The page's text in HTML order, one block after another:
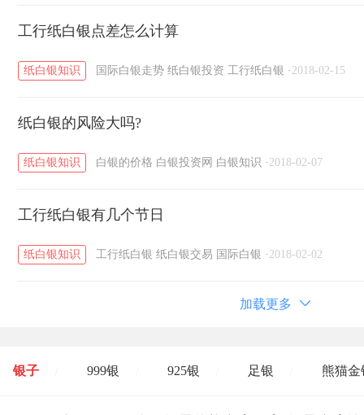
工行纸白银点差怎么计算
纸白银知识 国际白银走势 纸白银投资 工行纸白银 · 2018-02-15
纸白银的风险大吗?
纸白银知识 白银的价格 白银投资网 白银知识 · 2018-02-07
工行纸白银有几个节日
纸白银知识 工行纸白银 纸白银交易 国际白银 · 2018-02-02
加载更多
银子 999银 925银 足银 熊猫金